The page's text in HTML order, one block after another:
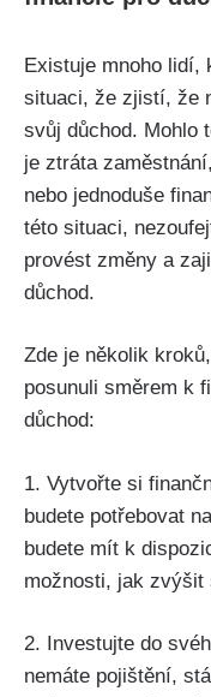
Existuje mnoho lidí,
situaci, že zjistí, že
svůj důchod. Mohlo
je ztráta
nebo jednoduše
této situaci,
provést změny a
důchod.
Zde je několik
posunuli směrem k
důchod:
1. Vytvořte si
budete potřebovat
budete mít k
možnosti, jak
2. Investujte do
nemáte pojištění,